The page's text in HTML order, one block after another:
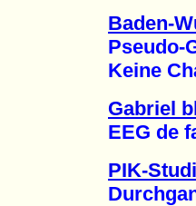
Baden-
Pseudo-
Keine
Gabriel
EEG de
PIK-